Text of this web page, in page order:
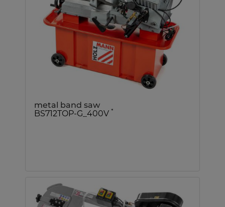
metal band saw
BS712TOP-G_400V *